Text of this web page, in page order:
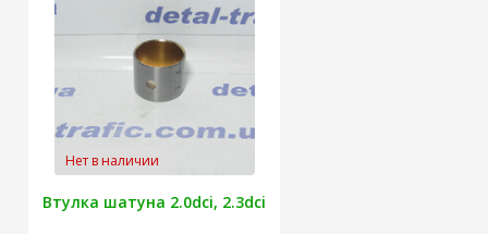
Нет в наличии
Втулка шатуна 2.0dci, 2.3dci